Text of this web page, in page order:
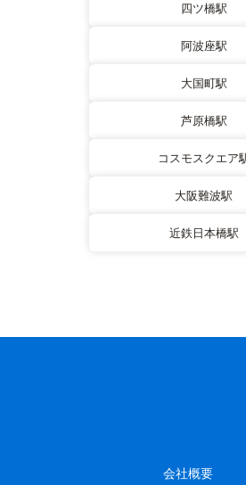
四ツ橋駅
阿波座駅
大国町駅
芦原橋駅
コスモスクエア
大阪難波駅
近鉄日本橋駅
会社概要